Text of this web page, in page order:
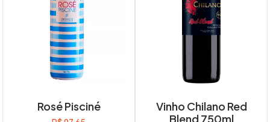
Rosé Pisciné
Vinho Chilano Red
Blend 750ml